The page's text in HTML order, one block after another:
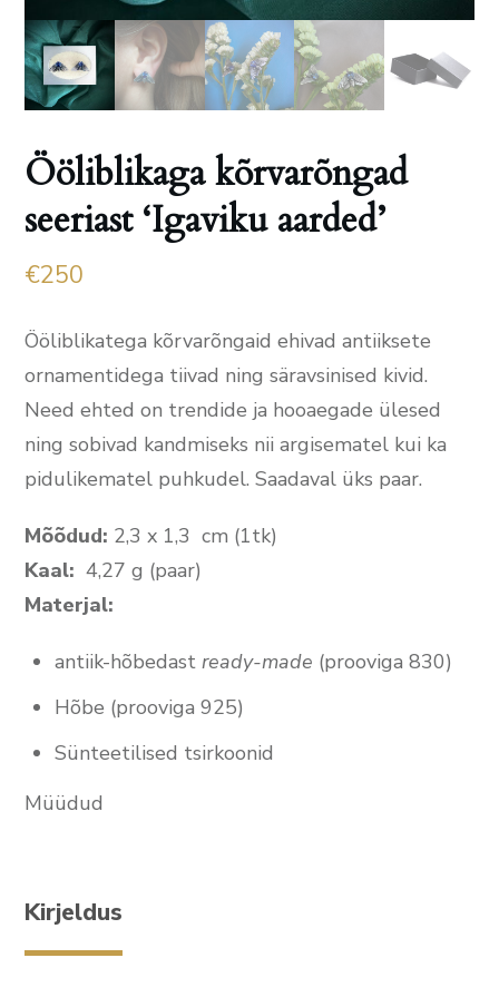
Ööliblikaga kõrvarõngad
seeriast ‘Igaviku aarded’
€250
Ööliblikatega kõrvarõngaid ehivad antiiksete
ornamentidega tiivad ning säravsinised kivid.
Need ehted on trendide ja hooaegade ülesed
ning sobivad kandmiseks nii argisematel kui ka
pidulikematel puhkudel. Saadaval üks paar.
Mõõdud: 2,3 x 1,3 cm (1tk)
Kaal: 4,27 g (paar)
Materjal:
antiik-hõbedast ready-made (prooviga 830)
Hõbe (prooviga 925)
Sünteetilised tsirkoonid
Müüdud
Kirjeldus